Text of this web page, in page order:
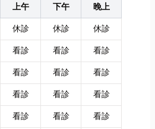
上午 下午
晚上
休診 休診
休診
看診 看診
看診
看診 看診
看診
看診 看診
看診
看診 看診
看診